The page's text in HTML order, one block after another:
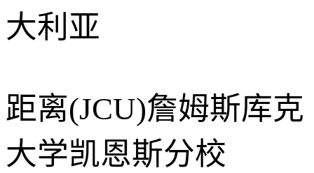
大利亚
距离(JCU)詹姆斯库克
大学凯恩斯分校